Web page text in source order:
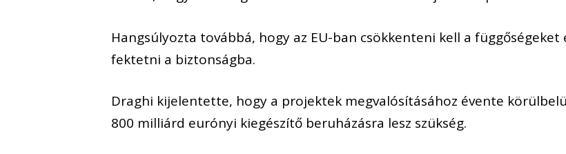
Hangsúlyozta továbbá, hogy az EU-ban csökkenteni kell a függőségeket
fektetni a biztonságba.
Draghi kijelentette, hogy a projektek megvalósításához évente
800 milliárd eurónyi kiegészítő beruházásra lesz szükség.